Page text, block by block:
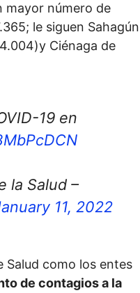
mayor número de
le siguen Sahagún
Ciénaga de
19 en
la Salud –
11, 2022
Salud como los entes
de contagios a la